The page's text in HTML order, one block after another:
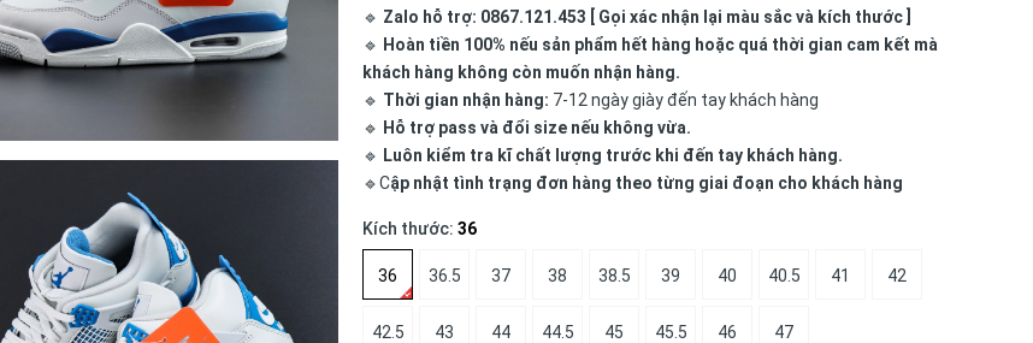
🔹 Zalo hỗ trợ: 0867.121.453 [ Gọi xác nhận lại màu sắc và kích thước ]
🔹 Hoàn tiền 100% nếu sản phẩm hết hàng hoặc quá thời gian cam kết mà
khách hàng không còn muốn nhận hàng.
🔹 Thời gian nhận hàng: 7-12 ngày giày đến tay khách hàng
🔹 Hỗ trợ pass và đổi size nếu không vừa.
🔹 Luôn kiểm tra kĩ chất lượng trước khi đến tay khách hàng.
🔹Cập nhật tình trạng đơn hàng theo từng giai đoạn cho khách hàng
Kích thước: 36
36 36.5 37 38 38.5 39 40 40.5 41 42
42.5 43 44 44.5 45 45.5 46 47